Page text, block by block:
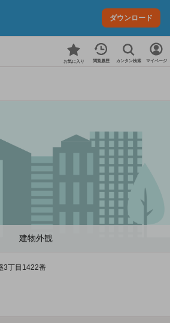
ダウンロード
お気に入り 閲覧履歴 カンタン検索 マイページ
建物外観
3丁目1422番